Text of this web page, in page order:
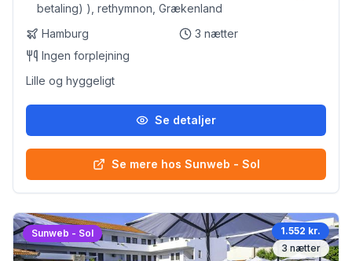
betaling) ), rethymnon, Grækenland
Hamburg 3 nætter
Ingen forplejning
Lille og hyggeligt
Se detaljer
Se mere hos Sunweb - Sol
Sunweb - Sol
1.552 kr.
3 nætter